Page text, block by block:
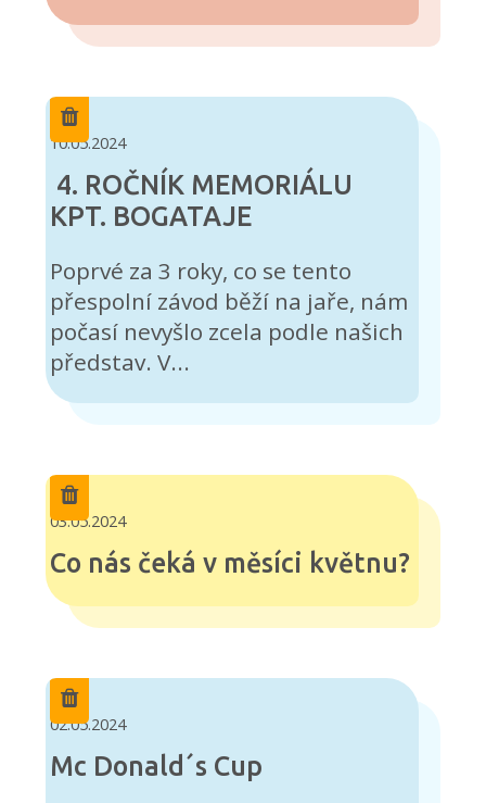
10.05.2024
4. ROČNÍK MEMORIÁLU
KPT. BOGATAJE
Poprvé za 3 roky, co se tento
přespolní závod běží na jaře, nám
počasí nevyšlo zcela podle našich
představ. V...
03.05.2024
Co nás čeká v měsíci květnu?
02.05.2024
Mc Donald´s Cup